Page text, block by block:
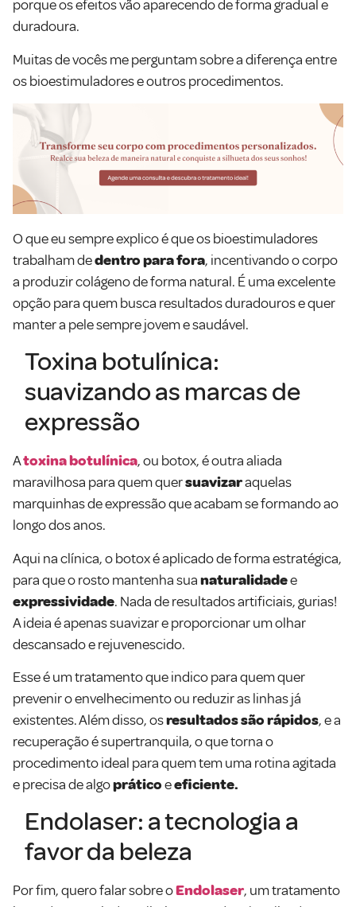
porque os efeitos vão aparecendo de forma gradual e
duradoura.
Muitas de vocês me perguntam sobre a diferença entre
os bioestimuladores e outros procedimentos.
O que eu sempre explico é que os bioestimuladores
trabalham dedentro para fora, incentivando o corpo
a produzir colágeno de forma natural. É uma excelente
opção para quem busca resultados duradouros e quer
manter a pele sempre jovem e saudável.
Toxina botulínica:
suavizando as marcas de
expressão
Atoxina botulínica, ou botox, é outra aliada
maravilhosa para quem quersuavizaraquelas
marquinhas de expressão que acabam se formando ao
longo dos anos.
Aqui na clínica, o botox é aplicado de forma estratégica,
para que o rosto mantenha suanaturalidadee
expressividade. Nada de resultados artificiais, gurias!
A ideia é apenas suavizar e proporcionar um olhar
descansado e rejuvenescido.
Esse é um tratamento que indico para quem quer
prevenir o envelhecimento ou reduzir as linhas já
existentes. Além disso, osresultados são rápidos, e a
recuperação é supertranquila, o que torna o
procedimento ideal para quem tem uma rotina agitada
e precisa de algopráticoeeficiente.
Endolaser: a tecnologia a
favor da beleza
Por fim, quero falar sobre oEndolaser, um tratamento